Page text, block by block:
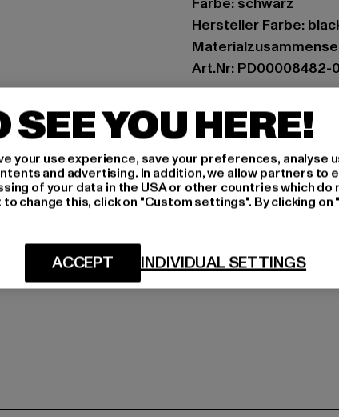
Hersteller Farbe:
Art.Nr: PD00008482-
Hersteller: Urban
Schanzenstraße 41 |
GRÖSSE
LIEFERUNG &
SEE YOU HERE!
your use experience, save your preferences, analyse
and advertising. In addition, we allow partners to
of your data in the USA or other countries which do
change this, click on "Custom settings". By clicking
INDIVIDUAL SETTINGS
ACCEPT